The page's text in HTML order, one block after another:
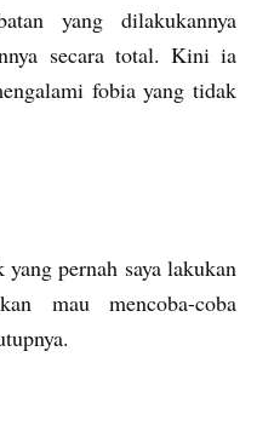
yang dilakukannya
secara total. Kini ia
fobia yang tidak
pernah saya lakukan
mau mencoba-coba